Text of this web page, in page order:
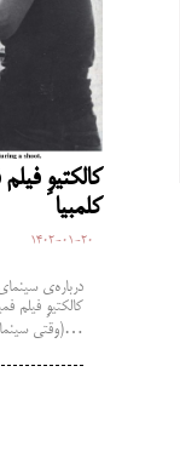
‌کالکتیوِ
کلمبیا
1402-01-20
‌کالکتیوِ فیلم
(وقتی سینمای آلترناتیو هم، زنان…